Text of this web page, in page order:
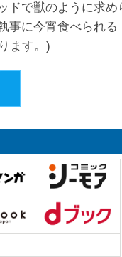
ドで獣のように求め
事に今宵食べられる
ます。)